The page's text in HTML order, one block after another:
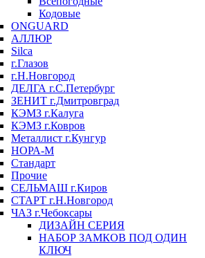
Кодовые
ONGUARD
АЛЛЮР
Silca
г.Глазов
г.Н.Новгород
ДЕЛГА г.С.Петербург
ЗЕНИТ г.Дмитровград
КЭМЗ г.Калуга
КЭМЗ г.Ковров
Металлист г.Кунгур
НОРА-М
Стандарт
Прочие
СЕЛЬМАШ г.Киров
СТАРТ г.Н.Новгород
ЧАЗ г.Чебоксары
ДИЗАЙН СЕРИЯ
НАБОР ЗАМКОВ ПОД ОДИН
КЛЮЧ